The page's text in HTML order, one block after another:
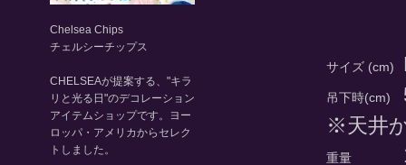
サイズ (cm)
吊下時(cm)
※天井
重量
Chelsea Chips
チェルシーチップス
CHELSEAが提案する、"キラ
リと光る日"のデコレーション
アイテムショップです。ヨー
ロッパ・アメリカからセレク
トしました。